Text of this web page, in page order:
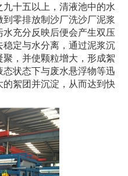
十五以上，清液池中的水
零排放制沙厂洗沙厂泥浆
充分反映后便会产生双压
定与水分离，通过泥浆沉
，并使颗粒增大，形成絮
态状态下与废水悬浮物等迅
絮团并沉淀，从而达到快